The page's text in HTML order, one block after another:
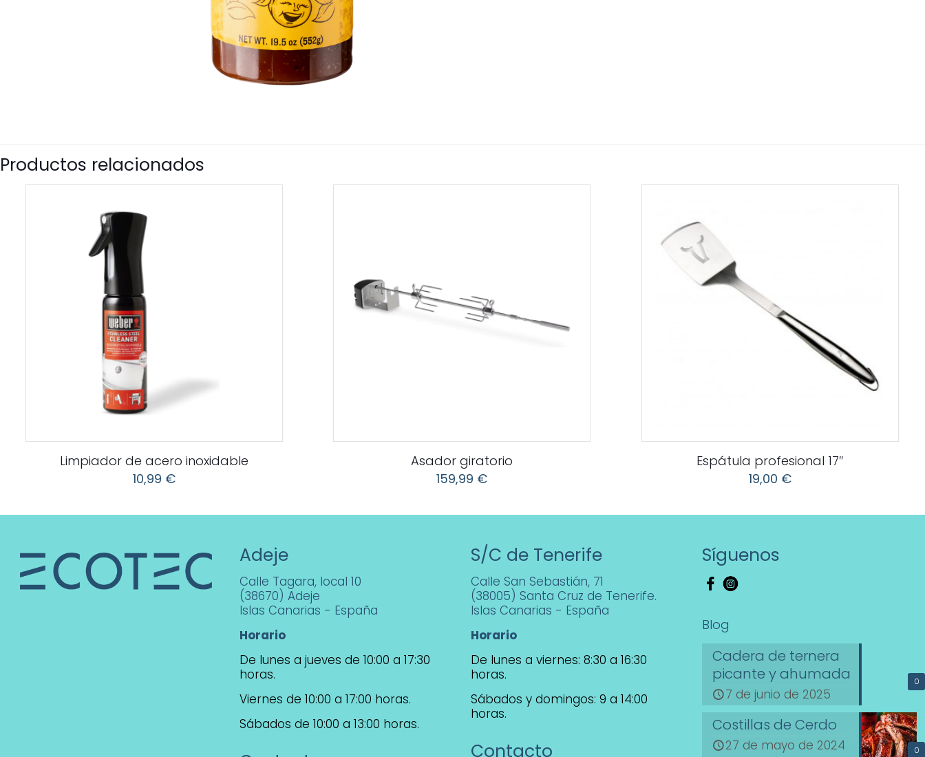
Productos relacionados
Limpiador de acero inoxidable
10,99 €
Asador giratorio
159,99 €
Espátula profesional 17″
19,00 €
Adeje
Calle Tagara, local 10
(38670) Adeje
Islas Canarias - España
Horario
De lunes a jueves de 10:00 a 17:30
horas.
Viernes de 10:00 a 17:00 horas.
Sábados de 10:00 a 13:00 horas.
S/C de Tenerife
Calle San Sebastián, 71
(38005) Santa Cruz de Tenerife.
Islas Canarias - España
Horario
De lunes a viernes: 8:30 a 16:30
horas.
Sábados y domingos: 9 a 14:00
horas.
Contacto
Síguenos
Blog
0
Cadera de ternera
picante y ahumada
7 de junio de 2025
0
Costillas de Cerdo
27 de mayo de 2024